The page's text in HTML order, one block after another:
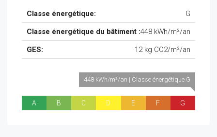
Classe énergétique: G
Classe énergétique du bâtiment :448 kWh/m²/an
GES: 12 kg CO2/m²/an
A B C D E F
448 kWh/m²/an | Classe énergétique G
G